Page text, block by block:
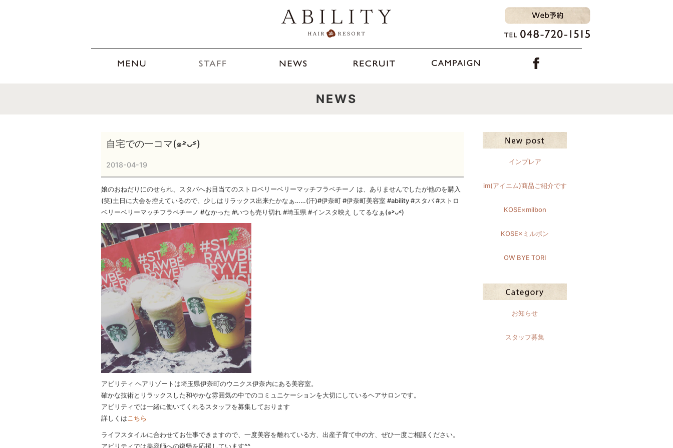
NEWS
自宅での一コマ(๑˃̵ᴗ˂̵)
2018-04-19
娘のおねだりにのせられ、スタバへお目当てのストロベリーベリーマッチフラペチーノ は、ありませんでしたが他のを購入
(笑)土日に大会を控えているので、少しはリラックス出来たかなぁ……(汗)#伊奈町 #伊奈町美容室 #ability #スタバ #ストロ
ベリーベリーマッチフラペチーノ #なかった #いつも売り切れ #埼玉県 #インスタ映え してるなぁ(๑˃̵ᴗ˂̵)
アビリティ ヘアリゾートは埼玉県伊奈町のウニクス伊奈内にある美容室。
確かな技術とリラックスした和やかな雰囲気の中でのコミュニケーションを大切にしているヘアサロンです。
アビリティでは一緒に働いてくれるスタッフを募集しております
詳しくは こちら
ライフスタイルに合わせてお仕事できますので、一度美容を離れている方、出産子育て中の方、ぜひ一度ご相談ください。
アビリティでは美容師への復帰を応援しています^^
インプレア
im(アイエム)商品ご紹介です
KOSE×milbon
KOSE×ミルボン
OW BYE TORI
お知らせ
スタッフ募集